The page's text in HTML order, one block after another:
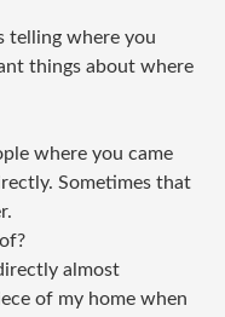
telling where you
things about where
where you came
Sometimes that
almost
of my home when